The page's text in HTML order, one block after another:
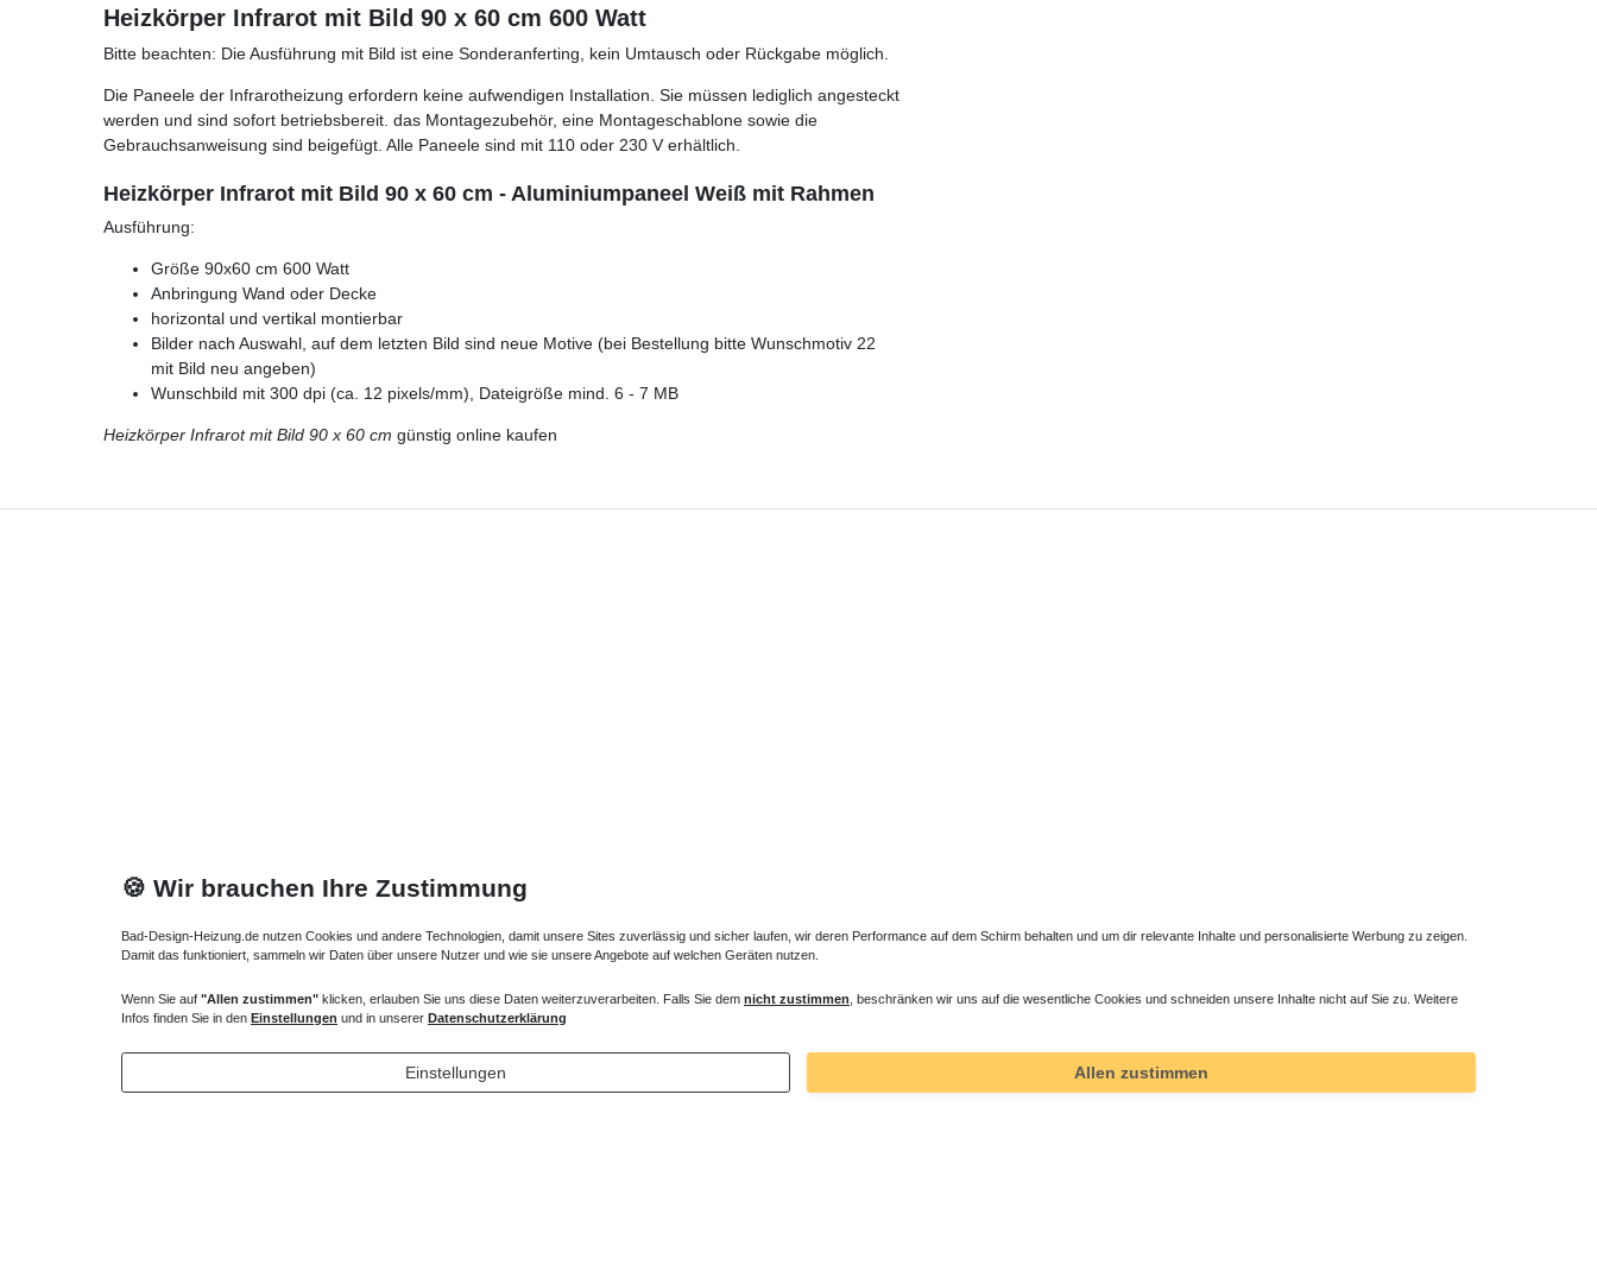
Heizkörper Infrarot mit Bild 90 x 60 cm 600 Watt
Bitte beachten: Die Ausführung mit Bild ist eine Sonderanferting, kein Umtausch oder Rückgabe möglich.
Die Paneele der Infrarotheizung erfordern keine aufwendigen Installation. Sie müssen lediglich angesteckt
werden und sind sofort betriebsbereit. das Montagezubehör, eine Montageschablone sowie die
Gebrauchsanweisung sind beigefügt. Alle Paneele sind mit 110 oder 230 V erhältlich.
Heizkörper Infrarot mit Bild 90 x 60 cm - Aluminiumpaneel Weiß mit Rahmen
Ausführung:
Größe 90x60 cm 600 Watt
Anbringung Wand oder Decke
horizontal und vertikal montierbar
Bilder nach Auswahl, auf dem letzten Bild sind neue Motive (bei Bestellung bitte Wunschmotiv 22
mit Bild neu angeben)
Wunschbild mit 300 dpi (ca. 12 pixels/mm), Dateigröße mind. 6 - 7 MB
Heizkörper Infrarot mit Bild 90 x 60 cm günstig online kaufen
Telefon:02224 9806-116
🍪 Wir brauchen Ihre Zustimmung
Bad-Design-Heizung.de nutzen Cookies und andere Technologien, damit unsere Sites zuverlässig und sicher laufen, wir deren Performance auf dem Schirm behalten und um dir relevante Inhalte und personalisierte Werbung zu zeigen.
Damit das funktioniert, sammeln wir Daten über unsere Nutzer und wie sie unsere Angebote auf welchen Geräten nutzen.
Wenn Sie auf "Allen zustimmen" klicken, erlauben Sie uns diese Daten weiterzuverarbeiten. Falls Sie dem nicht zustimmen , beschränken wir uns auf die wesentliche Cookies und schneiden unsere Inhalte nicht auf Sie zu. Weitere
Infos finden Sie in den Einstellungen und in unserer Datenschutzerklärung
Einstellungen Allen zustimmen